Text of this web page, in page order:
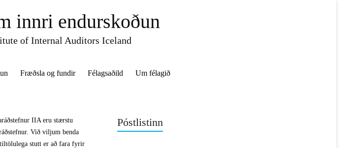
innri endurskoðun
of Internal Auditors Iceland
Fræðsla og fundir Félagsaðild Um félagið
IIA eru stærstu
Við viljum benda
stutt er að fara fyrir
Póstlistinn